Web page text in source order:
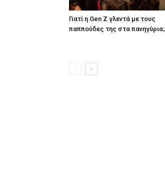
Γιατί η Gen Z γλεντά με τους
παππούδες της στα πανηγύρια;